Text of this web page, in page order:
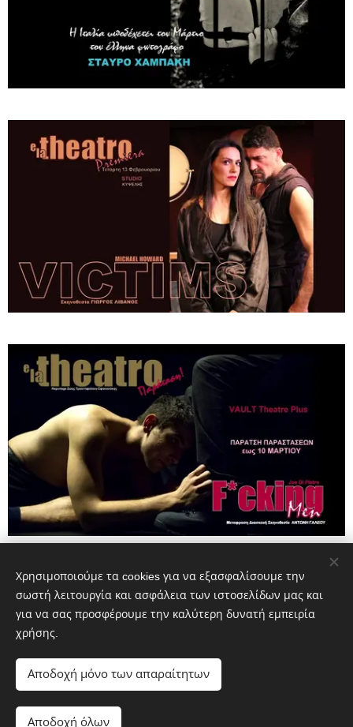
e-la theatro.gr
Χρησιμοποιούμε τα cookies για να εξασφαλίσουμε την
σωστή λειτουργία και ασφάλεια των ιστοσελίδων μας και
για να σας προσφέρουμε την καλύτερη δυνατή εμπειρία
χρήσης.
Αποδοχή μόνο των απαραίτητων
Αποδοχή όλων